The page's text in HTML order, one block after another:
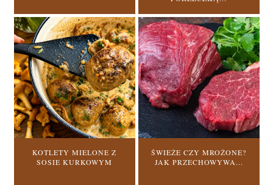
KOTLETY MIELONE Z
SOSIE KURKOWYM
ŚWIEŻE CZY MROŻONE?
JAK PRZECHOWYWA...